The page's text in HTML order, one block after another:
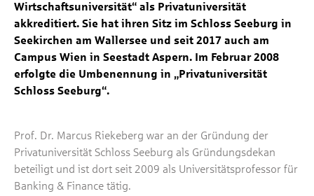
Wirtschaftsuniversität“ als Privatuniversität
akkreditiert. Sie hat ihren Sitz im Schloss Seeburg in
Seekirchen am Wallersee und seit 2017 auch am
Campus Wien in Seestadt Aspern. Im Februar 2008
erfolgte die Umbenennung in „Privatuniversität
Schloss Seeburg“.
Prof. Dr. Marcus Riekeberg war an der Gründung der
Privatuniversität Schloss Seeburg als Gründungsdekan
beteiligt und ist dort seit 2009 als Universitätsprofessor für
Banking & Finance tätig.